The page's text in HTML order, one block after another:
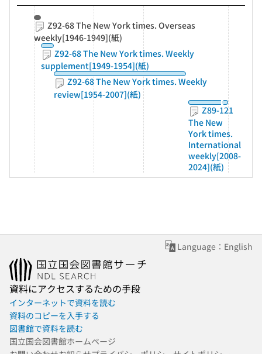
Z92-68 The New York times. Overseas
weekly[1946-1949](紙)
Z92-68 The New York times. Weekly
supplement[1949-1954](紙)
Z92-68 The New York times. Weekly
review[1954-2007](紙)
Z89-121
The New
York times.
International
weekly[2008-
2024](紙)
Language：English
資料にアクセスするための手段
インターネットで資料を読む
資料のコピーを入手する
図書館で資料を読む
国立国会図書館ホームページ